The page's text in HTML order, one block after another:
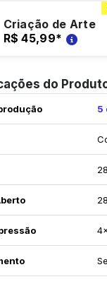
Criação de Arte
R$ 45,99*
do
5